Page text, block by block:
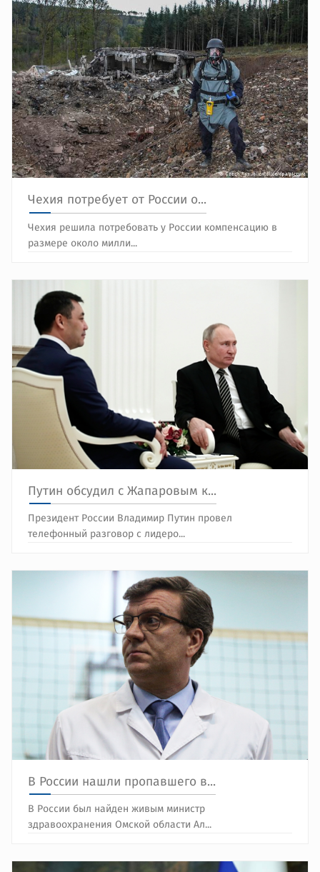
Чехия потребует от России о...
Чехия решила потребовать у России компенсацию в
размере около милли...
Путин обсудил с Жапаровым к...
Президент России Владимир Путин провел
телефонный разговор с лидеро...
В России нашли пропавшего в...
В России был найден живым министр
здравоохранения Омской области Ал...